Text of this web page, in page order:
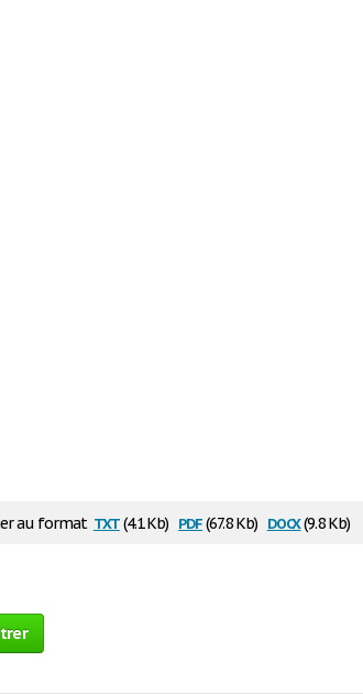
au format txt(4.1 Kb) pdf(67.8 Kb) docx(9.8 Kb)